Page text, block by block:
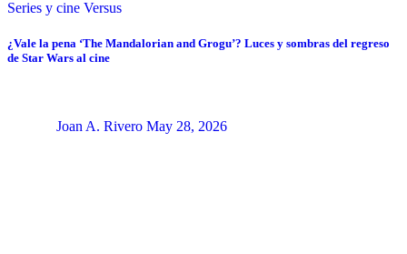
Series y cine Versus
¿Vale la pena ‘The Mandalorian and Grogu’? Luces y sombras del regreso
de Star Wars al cine
Joan A. Rivero May 28, 2026